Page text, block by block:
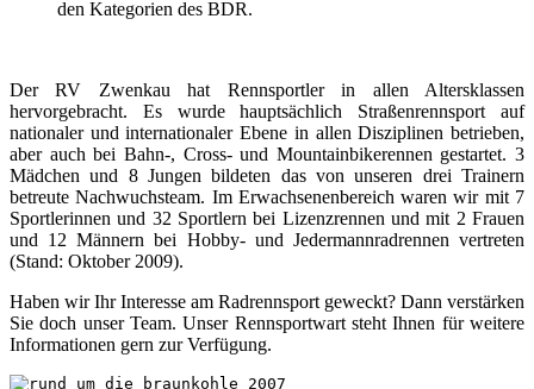
den Kategorien des BDR.
DerRV Zwenkauhat Rennsportler in allen Altersklassen
hervorgebracht. Es wurde hauptsächlich Straßenrennsport auf
nationaler und internationaler Ebene in allen Disziplinen betrieben,
aber auch bei Bahn-, Cross- und Mountainbikerennen gestartet. 3
Mädchen und 8 Jungen bildeten das von unseren drei Trainern
betreute Nachwuchsteam. Im Erwachsenenbereich waren wir mit 7
Sportlerinnen und 32 Sportlern bei Lizenzrennen und mit 2 Frauen
und 12 Männern bei Hobby- und Jedermannradrennen vertreten
(Stand: Oktober 2009).
Haben wir Ihr Interesse am Radrennsport geweckt? Dann verstärken
Sie doch unser Team. Unser Rennsportwart steht Ihnen für weitere
Informationen gern zur Verfügung.